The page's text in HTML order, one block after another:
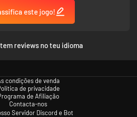
este jogo!
reviews no teu idioma
condições de venda
de privacidade
de Afiliação
Contacta-nos
Servidor Discord e Bot